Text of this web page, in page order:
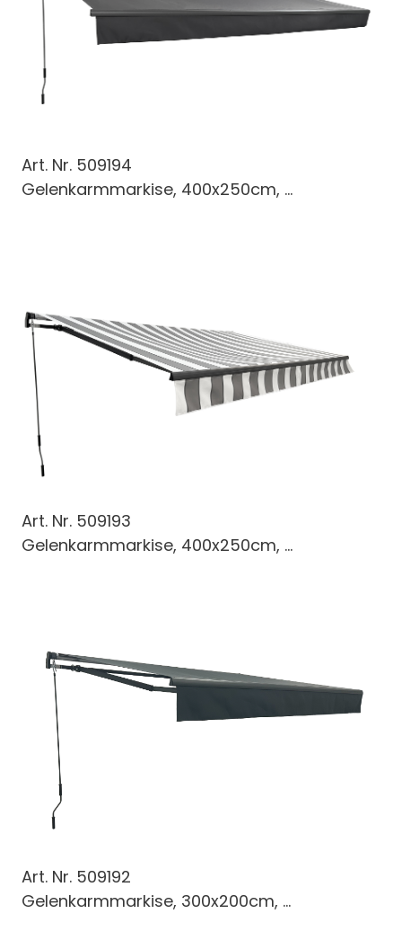
Art. Nr. 509194
Gelenkarmmarkise, 400x250cm, ...
Art. Nr. 509193
Gelenkarmmarkise, 400x250cm, ...
Art. Nr. 509192
Gelenkarmmarkise, 300x200cm, ...